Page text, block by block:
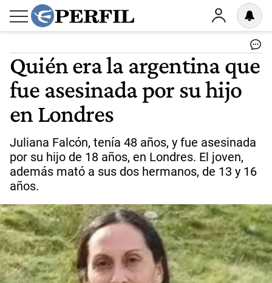
Quién era la argentina que
fue asesinada por su hijo
en Londres
Juliana Falcón, tenía 48 años, y fue asesinada
por su hijo de 18 años, en Londres. El joven,
además mató a sus dos hermanos, de 13 y 16
años.